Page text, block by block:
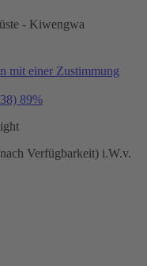
- Kiwengwa
mit einer Zustimmung
89%
Verfügbarkeit) i.W.v.